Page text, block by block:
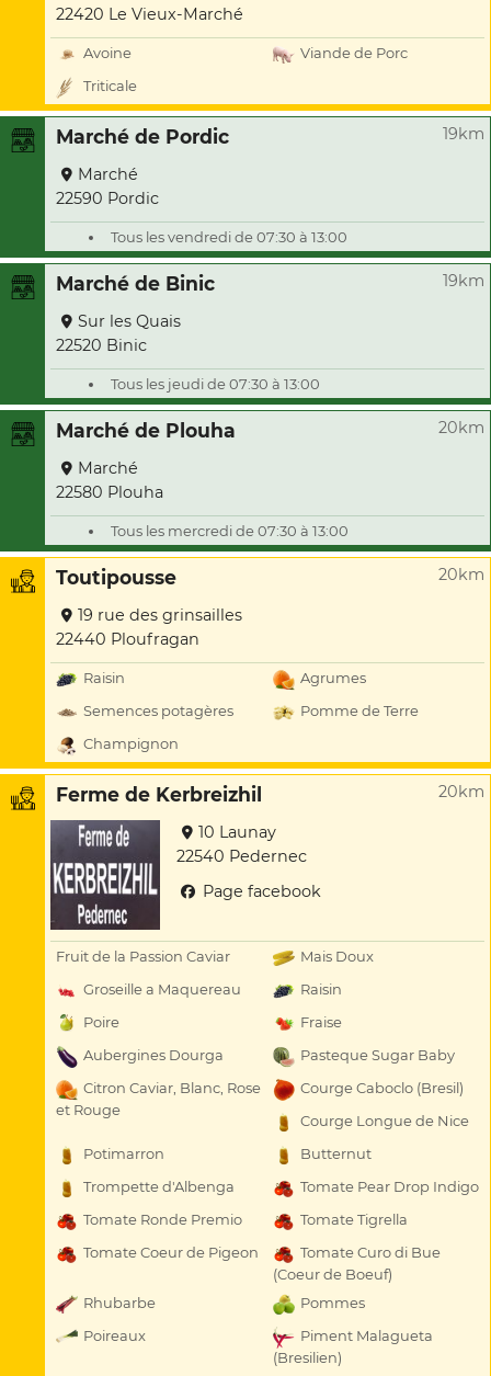
22420 Le Vieux-Marché
Avoine
Viande de Porc
Triticale
Marché de Pordic 19km
Marché
22590 Pordic
Tous les vendredi de 07:30 à 13:00
Marché de Binic 19km
Sur les Quais
22520 Binic
Tous les jeudi de 07:30 à 13:00
Marché de Plouha 20km
Marché
22580 Plouha
Tous les mercredi de 07:30 à 13:00
Toutipousse 20km
19 rue des grinsailles
22440 Ploufragan
Raisin
Agrumes
Semences potagères
Pomme de Terre
Champignon
Ferme de Kerbreizhil 20km
10 Launay
22540 Pedernec
Page facebook
Fruit de la Passion Caviar
Mais Doux
Groseille a Maquereau
Raisin
Poire
Fraise
Aubergines Dourga
Pasteque Sugar Baby
Citron Caviar, Blanc, Rose
et Rouge
Courge Caboclo (Bresil)
Courge Longue de Nice
Potimarron
Butternut
Trompette d'Albenga
Tomate Pear Drop Indigo
Tomate Ronde Premio
Tomate Tigrella
Tomate Coeur de Pigeon
Tomate Curo di Bue
(Coeur de Boeuf)
Rhubarbe
Pommes
Poireaux
Piment Malagueta
(Bresilien)